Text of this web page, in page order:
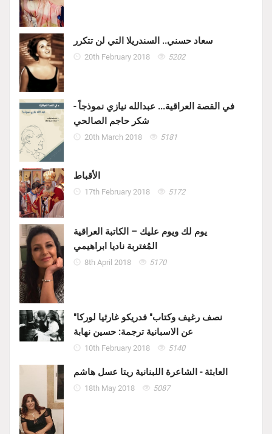
سعاد حسني.. السندريلا التي لن تتكرر
20th February 2018 5202
في القصة العراقية... عبدالله نيازي نموذجاً -
شكر حاجم الصالحي
20th March 2018 5181
الأقباط
17th February 2018 5172
يوم لك ويوم عليك – الكاتبة العراقية
المُغتربة ناديا ابراهيمي
8th April 2018 5170
"نصف رغيف وكتاب" فدريكو غارثيا لوركا
عن الاسبانية ترجمة: حسين نهابة
10th February 2018 5140
العابثة - الشاعرة اللبنانية ريتا عسل هاشم
18th May 2018 5087